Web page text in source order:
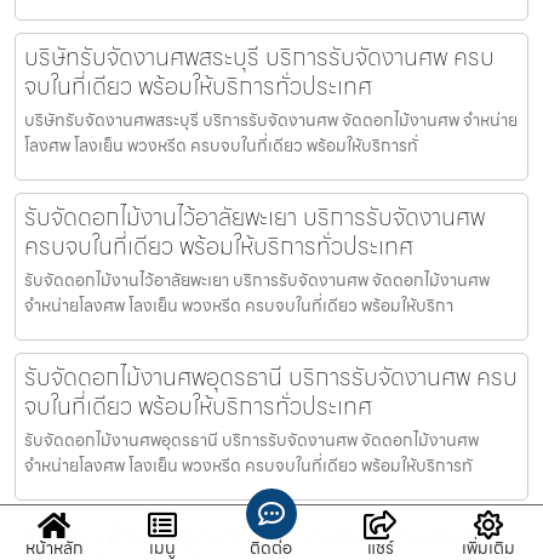
บริษัทรับจัดงานศพสระบุรี บริการรับจัดงานศพ ครบ
จบในที่เดียว พร้อมให้บริการทั่วประเทศ
บริษัทรับจัดงานศพสระบุรี บริการรับจัดงานศพ จัดดอกไม้งานศพ จำหน่าย
โลงศพ โลงเย็น พวงหรีด ครบจบในที่เดียว พร้อมให้บริการทั่
รับจัดดอกไม้งานไว้อาลัยพะเยา บริการรับจัดงานศพ
ครบจบในที่เดียว พร้อมให้บริการทั่วประเทศ
รับจัดดอกไม้งานไว้อาลัยพะเยา บริการรับจัดงานศพ จัดดอกไม้งานศพ
จำหน่ายโลงศพ โลงเย็น พวงหรีด ครบจบในที่เดียว พร้อมให้บริกา
รับจัดดอกไม้งานศพอุดรธานี บริการรับจัดงานศพ ครบ
จบในที่เดียว พร้อมให้บริการทั่วประเทศ
รับจัดดอกไม้งานศพอุดรธานี บริการรับจัดงานศพ จัดดอกไม้งานศพ
จำหน่ายโลงศพ โลงเย็น พวงหรีด ครบจบในที่เดียว พร้อมให้บริการทั
รับจัดงานไว้อาลัยอุตรดิตถ์ บริการรับจัดงานศพ ครบ
หน้าหลัก เมนู ติดต่อ แชร์ เพิ่มเติม